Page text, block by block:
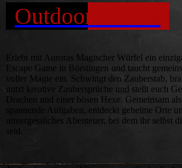
Outdoor -Event
Erlebt mit Auroras Magischer Würfel ein
Escape Game in Börstingen und taucht
voller Magie ein. Schwingt den Zauberstab,
nutzt kreative Zaubersprüche und stellt euch
Drachen und einer bösen Hexe. Gemeinsam
spannende Aufgaben, entdeckt geheime Orte
unvergessliches Abenteuer, bei dem ihr selbst
seid.